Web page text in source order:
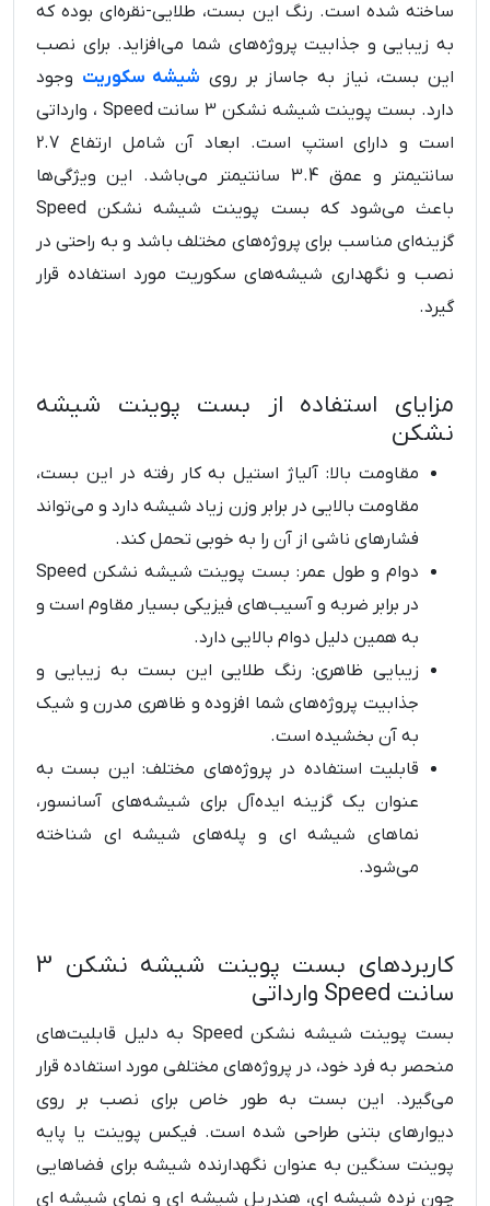
ساخته شده است. رنگ این بست، طلایی-نقره‌ای بوده که
به زیبایی و جذابیت پروژه‌های شما می‌افزاید. برای نصب
این بست، نیاز به جاساز بر روی شیشه سکوریت وجود
دارد. بست پوینت شیشه نشکن 3 سانت Speed ، وارداتی
است و دارای استپ است. ابعاد آن شامل ارتفاع 2.7
سانتیمتر و عمق 3.4 سانتیمتر می‌باشد. این ویژگی‌ها
باعث می‌شود که بست پوینت شیشه نشکن Speed
گزینه‌ای مناسب برای پروژه‌های مختلف باشد و به راحتی در
نصب و نگهداری شیشه‌های سکوریت مورد استفاده قرار
گیرد.
مزایای استفاده از بست پوینت شیشه
نشکن
مقاومت بالا: آلیاژ استیل به کار رفته در این بست،
مقاومت بالایی در برابر وزن زیاد شیشه دارد و می‌تواند
فشارهای ناشی از آن را به خوبی تحمل کند.
دوام و طول عمر: بست پوینت شیشه نشکن Speed
در برابر ضربه و آسیب‌های فیزیکی بسیار مقاوم است و
به همین دلیل دوام بالایی دارد.
زیبایی ظاهری: رنگ طلایی این بست به زیبایی و
جذابیت پروژه‌های شما افزوده و ظاهری مدرن و شیک
به آن بخشیده است.
قابلیت استفاده در پروژه‌های مختلف: این بست به
عنوان یک گزینه ایده‌آل برای شیشه‌های آسانسور،
نماهای شیشه ‌ای و پله‌های شیشه ‌ای شناخته
می‌شود.
کاربردهای بست پوینت شیشه نشکن 3
سانت Speed وارداتی
بست پوینت شیشه نشکن Speed به دلیل قابلیت‌های
منحصر به فرد خود، در پروژه‌های مختلفی مورد استفاده قرار
می‌گیرد. این بست به طور خاص برای نصب بر روی
دیوارهای بتنی طراحی شده است. فیکس پوینت یا پایه
پوینت سنگین به عنوان نگهدارنده شیشه برای فضاهایی
چون نرده شیشه ای، هندریل شیشه ای و نمای شیشه‌ ای